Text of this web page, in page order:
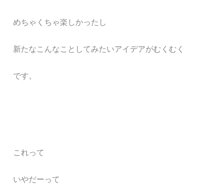
めちゃくちゃ楽しかったし
新たなこんなことしてみたいアイデアがむくむく
です。
これって
いやだーって